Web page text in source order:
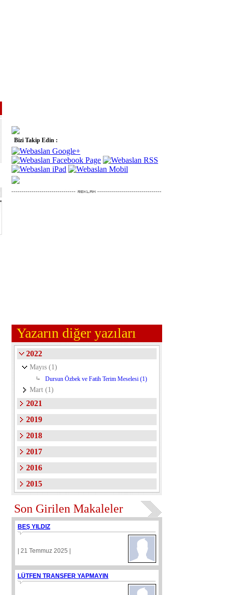
Bizi Takip Edin :
Yazarın diğer yazıları
2022
Mayıs (1)
Dursun Özbek ve Fatih Terim Meselesi (1)
Mart (1)
2021
2019
2018
2017
2016
2015
Son Girilen Makaleler
BEŞ YILDIZ
| 21 Temmuz 2025 |
LÜTFEN TRANSFER YAPMAYIN